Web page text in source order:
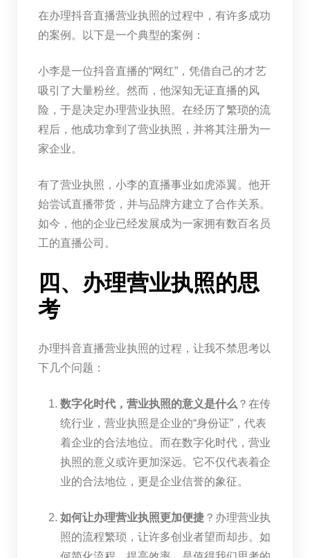
在办理抖音直播营业执照的过程中，有许多成功
的案例。以下是一个典型的案例：
小李是一位抖音直播的“网红”，凭借自己的才艺
吸引了大量粉丝。然而，他深知无证直播的风
险，于是决定办理营业执照。在经历了繁琐的流
程后，他成功拿到了营业执照，并将其注册为一
家企业。
有了营业执照，小李的直播事业如虎添翼。他开
始尝试直播带货，并与品牌方建立了合作关系。
如今，他的企业已经发展成为一家拥有数百名员
工的直播公司。
四、办理营业执照的思
考
办理抖音直播营业执照的过程，让我不禁思考以
下几个问题：
数字化时代，营业执照的意义是什么 ？在传
统行业，营业执照是企业的“身份证”，代表
着企业的合法地位。而在数字化时代，营业
执照的意义或许更加深远。它不仅代表着企
业的合法地位，更是企业信誉的象征。
如何让办理营业执照更加便捷？办理营业执
照的流程繁琐，让许多创业者望而却步。如